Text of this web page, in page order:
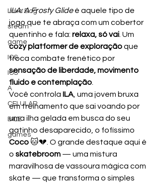
Luke Dog
steam
game
IOS
IOS
A
CELULAR
BILE
games
ILA: A Frosty Glide é aquele tipo de
jogo que te abraça com um cobertor
quentinho e fala: relaxa, só vai . Um
cozy platformer de exploração que
troca combate frenético por
sensação de liberdade, movimento
fluido e contemplação
Você controla ILA , uma jovem bruxa
em treinamento que sai voando por
uma ilha gelada em busca do seu
gatinho desaparecido, o fofíssimo
Coco 🐱💔. O grande destaque aqui é
o skatebroom — uma mistura
maravilhosa de vassoura mágica com
skate — que transforma o simples